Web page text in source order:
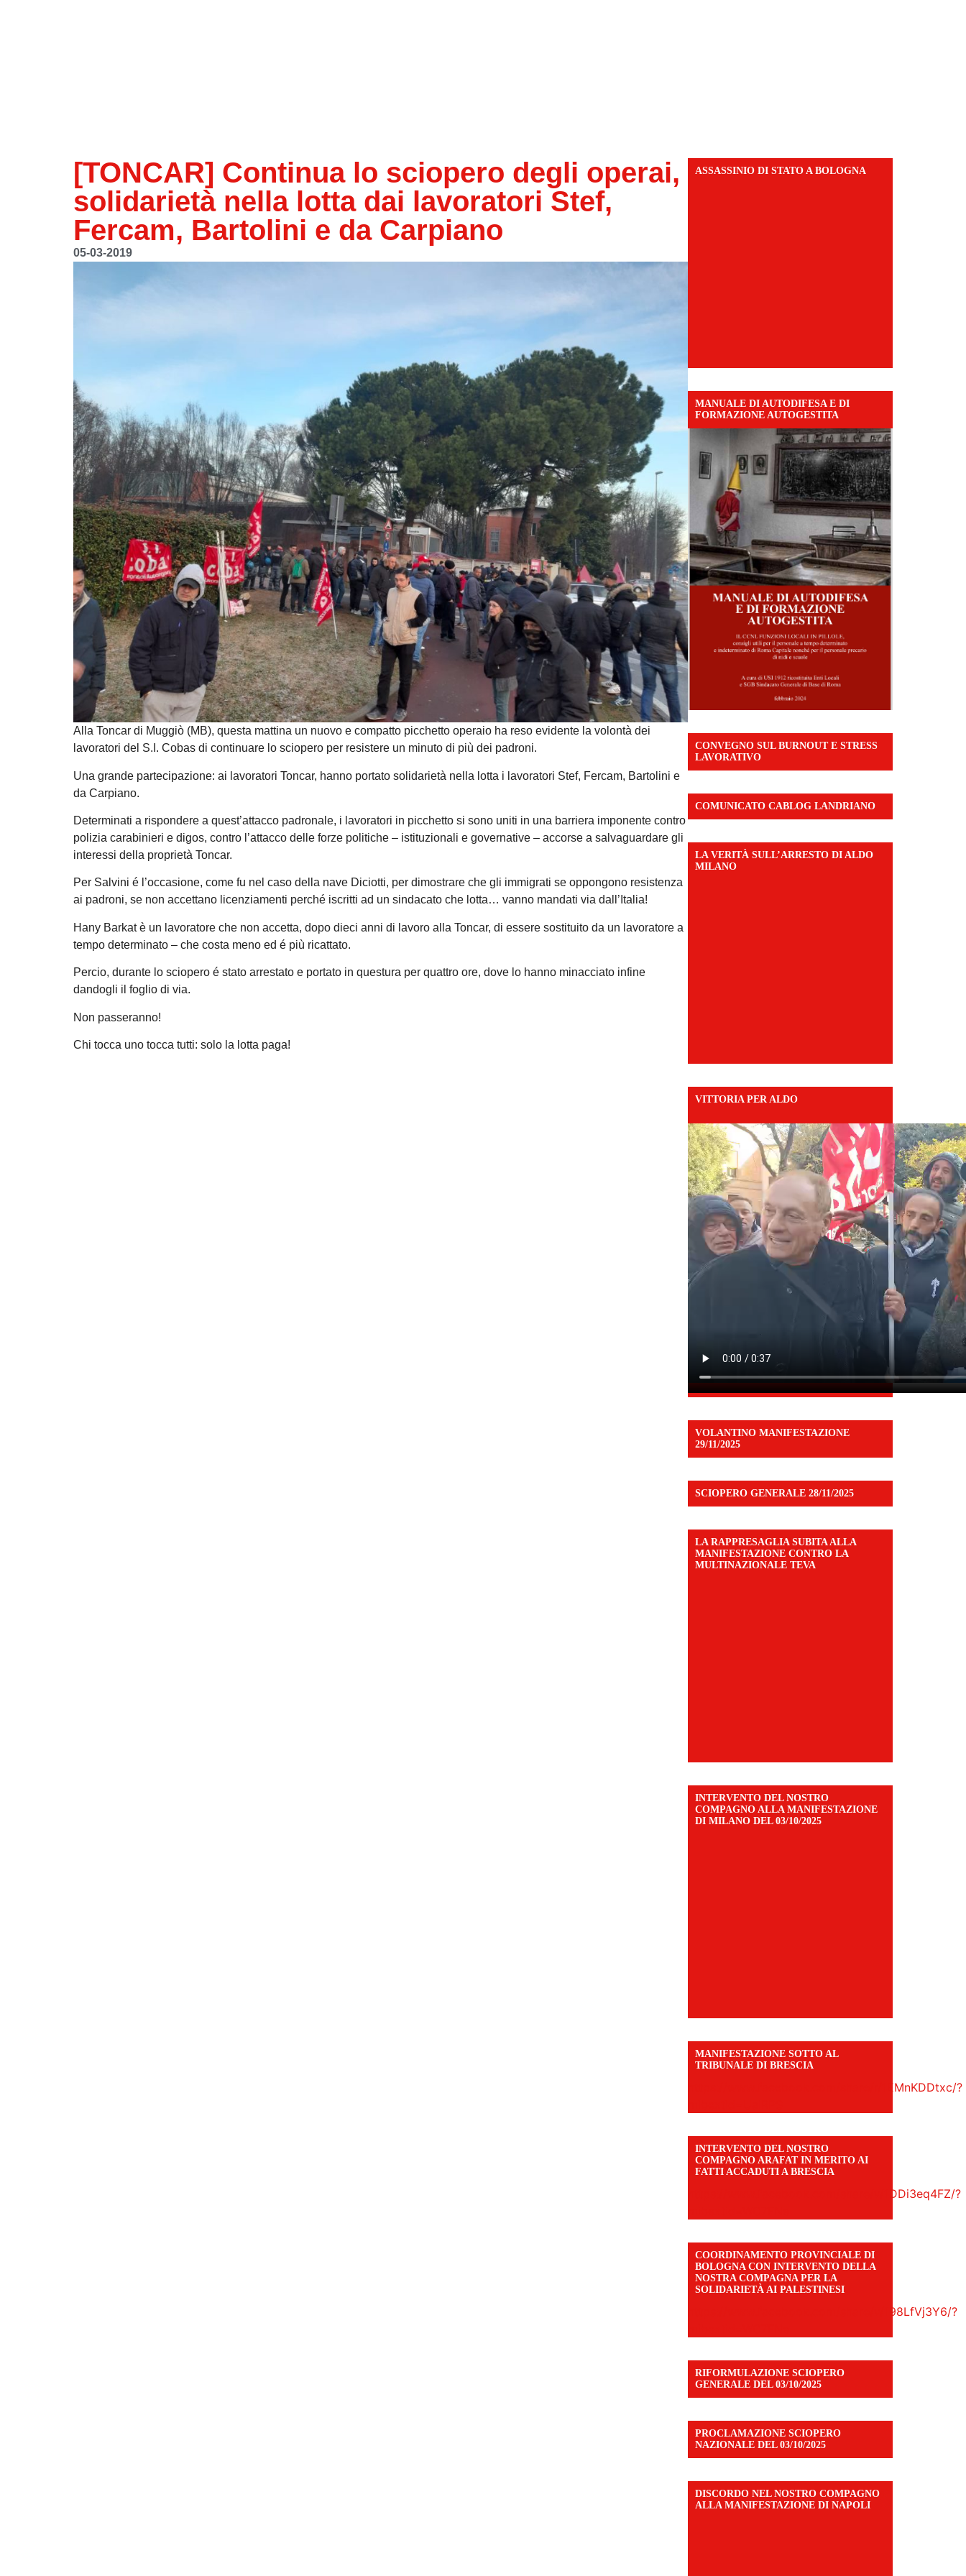
[TONCAR] Continua lo sciopero degli operai,
solidarietà nella lotta dai lavoratori Stef,
Fercam, Bartolini e da Carpiano
05-03-2019
Alla Toncar di Muggiò (MB), questa mattina un nuovo e compatto picchetto operaio ha reso evidente la volontà dei
lavoratori del S.I. Cobas di continuare lo sciopero per resistere un minuto di più dei padroni.
Una grande partecipazione: ai lavoratori Toncar, hanno portato solidarietà nella lotta i lavoratori Stef, Fercam, Bartolini e
da Carpiano.
Determinati a rispondere a quest’attacco padronale, i lavoratori in picchetto si sono uniti in una barriera imponente contro
polizia carabinieri e digos, contro l’attacco delle forze politiche – istituzionali e governative – accorse a salvaguardare gli
interessi della proprietà Toncar.
Per Salvini é l’occasione, come fu nel caso della nave Diciotti, per dimostrare che gli immigrati se oppongono resistenza
ai padroni, se non accettano licenziamenti perché iscritti ad un sindacato che lotta… vanno mandati via dall’Italia!
Hany Barkat è un lavoratore che non accetta, dopo dieci anni di lavoro alla Toncar, di essere sostituito da un lavoratore a
tempo determinato – che costa meno ed é più ricattato.
Percio, durante lo sciopero é stato arrestato e portato in questura per quattro ore, dove lo hanno minacciato infine
dandogli il foglio di via.
Non passeranno!
Chi tocca uno tocca tutti: solo la lotta paga!
ASSASSINIO DI STATO A BOLOGNA
MANUALE DI AUTODIFESA E DI
FORMAZIONE AUTOGESTITA
CONVEGNO SUL BURNOUT E STRESS
LAVORATIVO
COMUNICATO CABLOG LANDRIANO
LA VERITÀ SULL’ARRESTO DI ALDO
MILANO
VITTORIA PER ALDO
VOLANTINO MANIFESTAZIONE
29/11/2025
SCIOPERO GENERALE 28/11/2025
LA RAPPRESAGLIA SUBITA ALLA
MANIFESTAZIONE CONTRO LA
MULTINAZIONALE TEVA
INTERVENTO DEL NOSTRO
COMPAGNO ALLA MANIFESTAZIONE
DI MILANO DEL 03/10/2025
MANIFESTAZIONE SOTTO AL
TRIBUNALE DI BRESCIA
https://www.facebook.com/share/r/1EMnKDDtxc/?
INTERVENTO DEL NOSTRO
COMPAGNO ARAFAT IN MERITO AI
FATTI ACCADUTI A BRESCIA
https://www.facebook.com/share/v/1DDi3eq4FZ/?
COORDINAMENTO PROVINCIALE DI
BOLOGNA CON INTERVENTO DELLA
NOSTRA COMPAGNA PER LA
SOLIDARIETÀ AI PALESTINESI
https://www.facebook.com/share/v/198LfVj3Y6/?
RIFORMULAZIONE SCIOPERO
GENERALE DEL 03/10/2025
PROCLAMAZIONE SCIOPERO
NAZIONALE DEL 03/10/2025
DISCORDO NEL NOSTRO COMPAGNO
ALLA MANIFESTAZIONE DI NAPOLI